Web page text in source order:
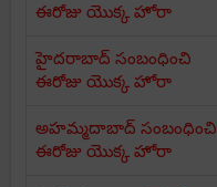
ఈరోజు యొక్క హోరా
హైదరాబాద్ సంబంధించి
ఈరోజు యొక్క హోరా
అహమ్మదాబాద్ సంబంధించి
ఈరోజు యొక్క హోరా